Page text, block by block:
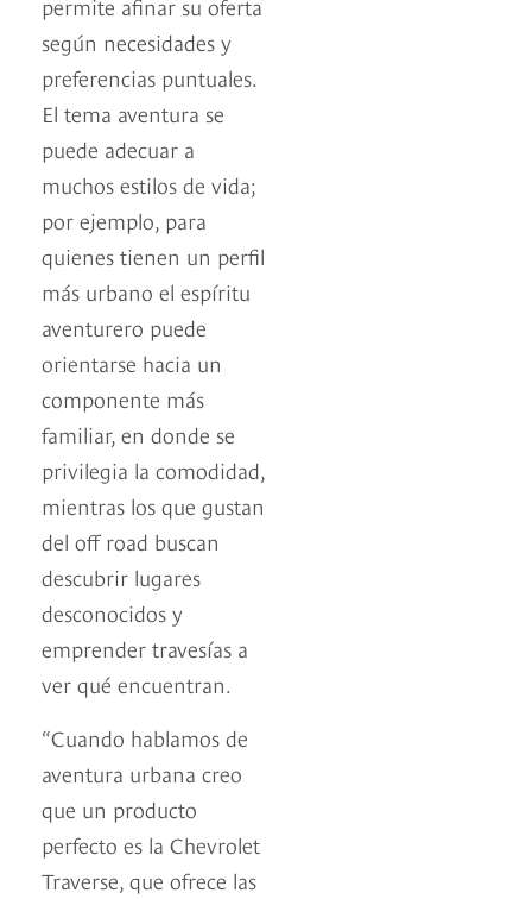
según necesidades y
preferencias puntuales.
El tema aventura se
puede adecuar a
muchos estilos de vida;
por ejemplo, para
quienes tienen un perfil
más urbano el espíritu
aventurero puede
orientarse hacia un
componente más
familiar, en donde se
privilegia la comodidad,
mientras los que gustan
del off road buscan
descubrir lugares
desconocidos y
emprender travesías a
ver qué encuentran.
“Cuando hablamos de
aventura urbana creo
que un producto
perfecto es la Chevrolet
Traverse, que ofrece las